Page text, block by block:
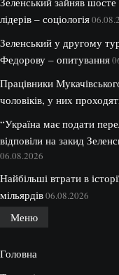
лідерів – соціологія
Зеленський у другому
Федорову – опитування
Працівники
чоловіків, у них
“Україна має подати
відповіли на закид
06.08.2026
Найбільші втрати в
мільярдів06.08.2026
Меню
Головна